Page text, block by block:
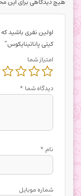
اولین نفری باشید
کیتی پاناتینایکوس”
امتیاز شما
دیدگاه شما *
نام*
شماره موبایل